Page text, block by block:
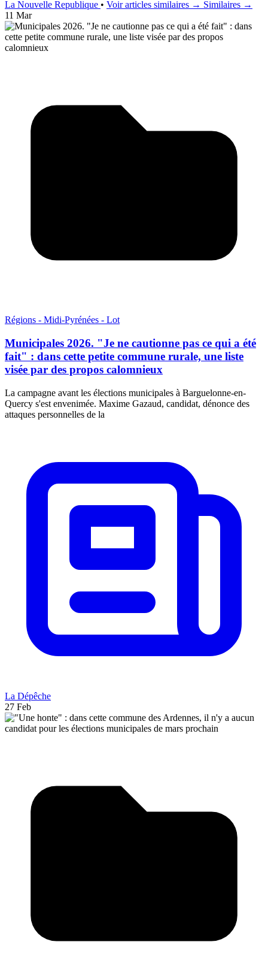
La Nouvelle Republique • Voir articles similaires → Similaires →
11 Mar
Régions - Midi-Pyrénées - Lot
Municipales 2026. "Je ne cautionne pas ce qui a été
fait" : dans cette petite commune rurale, une liste
visée par des propos calomnieux
La campagne avant les élections municipales à Barguelonne-en-
Quercy s'est envenimée. Maxime Gazaud, candidat, dénonce des
attaques personnelles de la
La Dépêche
27 Feb